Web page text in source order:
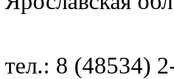
тел.: 8 (48534)